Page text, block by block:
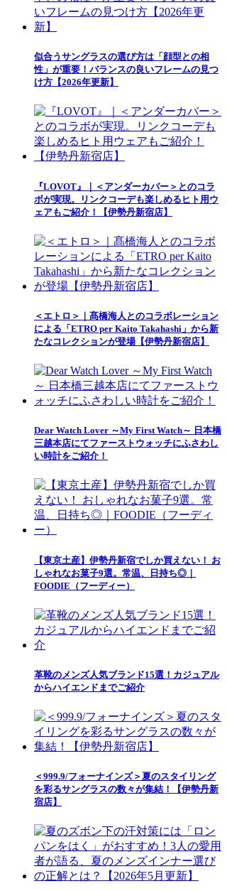
似合うサングラスの選び方は「顔型との相
性」が重要！バランスの良いフレームの見つ
け方【2026年更新】
『LOVOT』｜＜アンダーカバー＞とのコラ
ボが実現。リンクコーデも楽しめるヒト用ウ
ェアもご紹介！【伊勢丹新宿店】
＜エトロ＞｜髙橋海人とのコラボレーション
による「ETRO per Kaito Takahashi」から新
たなコレクションが登場【伊勢丹新宿店】
Dear Watch Lover ～My First Watch～ 日本橋
三越本店にてファーストウォッチにふさわし
い時計をご紹介！
【東京土産】伊勢丹新宿でしか買えない！ お
しゃれなお菓子9選。常温、日持ち◎｜
FOODIE（フーディー）
革靴のメンズ人気ブランド15選！カジュアル
からハイエンドまでご紹介
＜999.9/フォーナインズ＞夏のスタイリング
を彩るサングラスの数々が集結！【伊勢丹新
宿店】